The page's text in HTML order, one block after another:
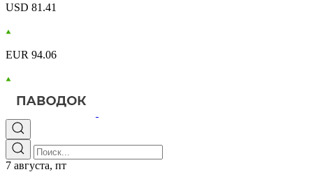
USD 81.41
EUR 94.06
7 августа, пт